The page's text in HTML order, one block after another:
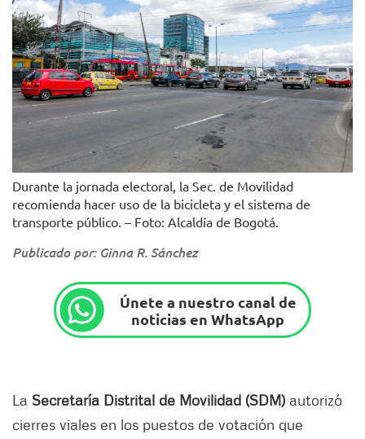
Durante la jornada electoral, la Sec. de Movilidad
recomienda hacer uso de la bicicleta y el sistema de
transporte público. – Foto: Alcaldía de Bogotá.
Publicado por: Ginna R. Sánchez
Únete a nuestro canal de
noticias en WhatsApp
La Secretaría Distrital de Movilidad (SDM) autorizó
cierres viales en los puestos de votación que